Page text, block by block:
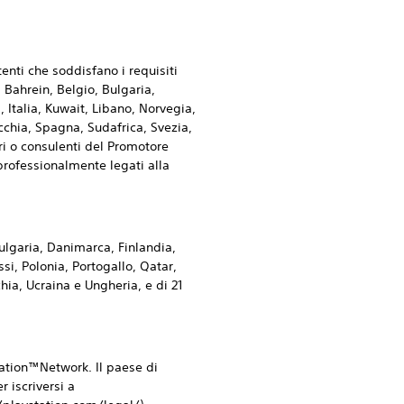
che soddisfano i requisiti
Belgio, Bulgaria,
Italia, Kuwait, Libano, Norvegia,
Spagna, Sudafrica, Svezia,
o consulenti del Promotore
legati alla
Danimarca, Finlandia,
Polonia, Portogallo, Qatar,
Ucraina e Ungheria, e di 21
Il paese di
iscriversi a